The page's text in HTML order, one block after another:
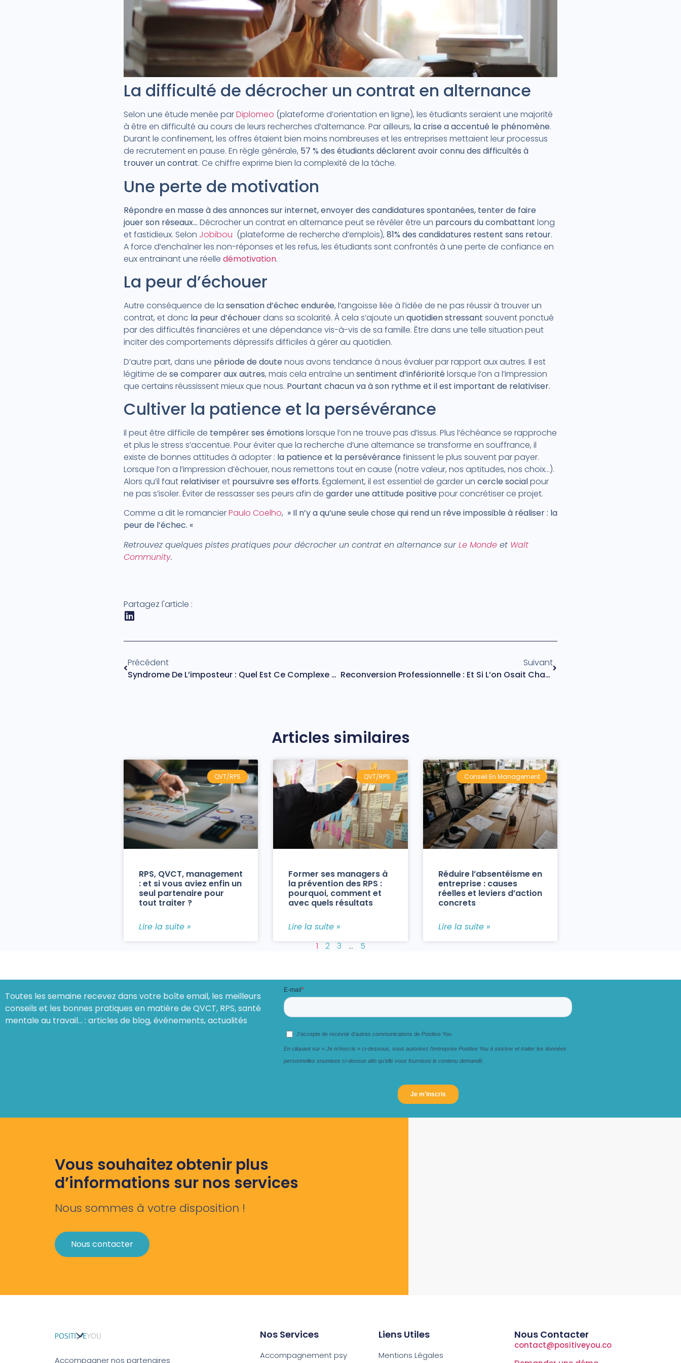
La difficulté de décrocher un contrat en alternance
Selon une étude menée parDiplomeo (plateforme d’orientation en ligne), les étudiants seraient une majorité
à être en difficulté au cours de leurs recherches d’alternance. Par ailleurs, la crise a accentué le phénomène.
Durant le confinement, les offres étaient bien moins nombreuses et les entreprises mettaient leur processus
de recrutement en pause. En règle générale, 57 % des étudiants déclarent avoir connu des difficultés à
trouver un contrat. Ce chiffre exprime bien la complexité de la tâche.
Une perte de motivation
Répondre en masse à des annonces sur internet, envoyer des candidatures spontanées, tenter de faire
jouer son réseaux… Décrocher un contrat en alternance peut se révéler être un parcours du combattant long
et fastidieux. Selon Jobibou (plateforme de recherche d’emplois), 81% des candidatures restent sans retour.
A force d’enchaîner les non-réponses et les refus, les étudiants sont confrontés à une perte de confiance en
eux entrainant une réelle démotivation.
La peur d’échouer
Autre conséquence de la sensation d’échec endurée, l’angoisse liée à l’idée de ne pas réussir à trouver un
contrat, et donc la peur d’échouerdans sa scolarité. À cela s’ajoute un quotidien stressant souvent ponctué
par des difficultés financières et une dépendance vis-à-vis de sa famille. Être dans une telle situation peut
inciter des comportements dépressifs difficiles à gérer au quotidien.
D’autre part, dans une période de doutenous avons tendance à nous évaluer par rapport aux autres. Il est
légitime de se comparer aux autres, mais cela entraîne un sentiment d’inférioritélorsque l’on a l’impression
que certains réussissent mieux que nous. Pourtant chacun va à son rythme et il est important de relativiser.
Cultiver la patience et la persévérance
Il peut être difficile de tempérer ses émotions lorsque l’on ne trouve pas d’issus. Plus l’échéance se rapproche
et plus le stress s’accentue. Pour éviter que la recherche d’une alternance se transforme en souffrance, il
existe de bonnes attitudes à adopter : la patience et la persévérancefinissent le plus souvent par payer.
Lorsque l’on a l’impression d’échouer, nous remettons tout en cause (notre valeur, nos aptitudes, nos choix…).
Alors qu’il faut relativiseret poursuivre ses efforts. Également, il est essentiel de garder un cercle socialpour
ne pas s’isoler. Éviter de ressasser ses peurs afin de garder uneattitude positivepour concrétiser ce projet.
Comme a dit le romancierPaulo Coelho, » Il n’y a qu’une seule chose qui rend un rêve impossible à réaliser : la
peur de l’échec. «
Retrouvez quelques pistes pratiques pour décrocher un contrat en alternance sur Le Monde et Walt
Community.
Partagez l'article :
Précédent
Syndrome De L’imposteur : Quel Est Ce Complexe Dont On Souffre Au Travail ?
Suivant
Reconversion Professionnelle : Et Si L’on Osait Changer De Voie ?
Articles similaires
QVT/RPS
RPS, QVCT, management
: et si vous aviez enfin un
seul partenaire pour
tout traiter ?
Lire la suite »
QVT/RPS
Former ses managers à
la prévention des RPS :
pourquoi, comment et
avec quels résultats
Lire la suite »
Conseil En Management
Réduire l’absentéisme en
entreprise : causes
réelles et leviers d’action
concrets
Lire la suite »
1
2 3 … 5
Toutes les semaine recevez dans votre boîte email, les meilleurs
conseils et les bonnes pratiques en matière de QVCT, RPS, santé
mentale au travail… : articles de blog, événements, actualités
Vous souhaitez obtenir plus
d’informations sur nos services
Nous sommes à votre disposition !
Nous contacter
Accompagner nos partenaires
Nos Services
Accompagnement psy
Liens Utiles
Mentions Légales
Nous Contacter
contact@positiveyou.co